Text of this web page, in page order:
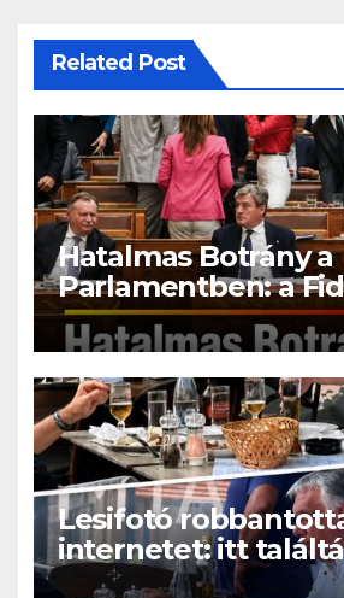
Related Post
Hatalmas Botrány a
Parlamentben: a
kitett magáért!
Lesifotó
internetet: itt
eltűnt Orbán